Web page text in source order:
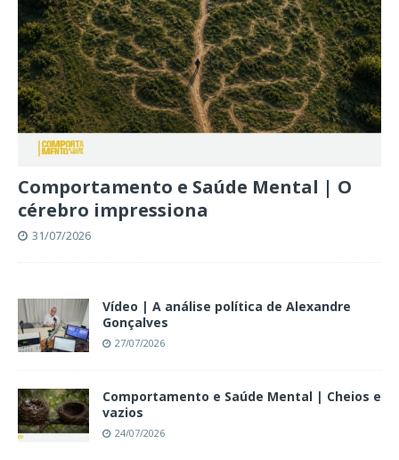
Comportamento e Saúde Mental | O
cérebro impressiona
31/07/2026
Vídeo | A análise política de Alexandre
Gonçalves
27/07/2026
Comportamento e Saúde Mental | Cheios e
vazios
24/07/2026